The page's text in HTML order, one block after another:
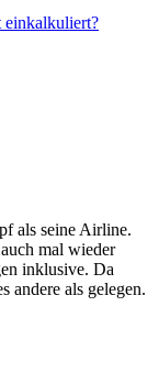
einkalkuliert?
als seine Airline.
mal wieder
inklusive. Da
andere als gelegen.